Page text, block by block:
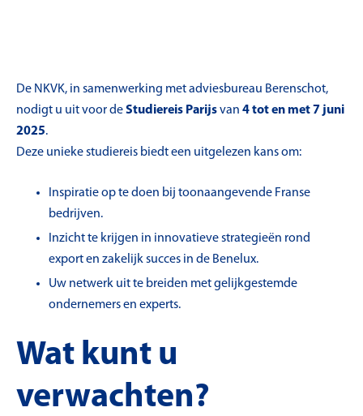
De NKVK, in samenwerking met adviesbureau Berenschot,
nodigt u uit voor deStudiereis Parijsvan 4 tot en met 7 juni
2025.
Deze unieke studiereis biedt een uitgelezen kans om:
Inspiratie op te doen bij toonaangevende Franse
bedrijven.
Inzicht te krijgen in innovatieve strategieën rond
export en zakelijk succes in de Benelux.
Uw netwerk uit te breiden met gelijkgestemde
ondernemers en experts.
Wat kunt u
verwachten?